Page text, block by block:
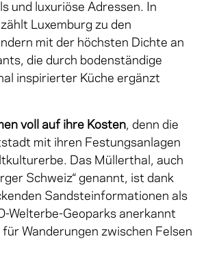
und luxuriöse Adressen. In
Luxemburg zu den
mit der höchsten Dichte an
die durch bodenständige
inspirierter Küche ergänzt
voll auf ihre Kosten, denn die
mit ihren Festungsanlagen
Das Müllerthal, auch
Schweiz“ genannt, ist dank
Sandsteinformationen als
Welterbe-Geoparks anerkannt
für Wanderungen zwischen Felsen